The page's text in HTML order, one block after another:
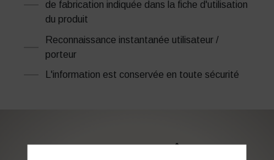
de fabrication indiquée dans la fiche d'utilisation
du produit
Reconnaissance instantanée utilisateur /
porteur
L'information est conservée en toute sécurité
PERSONNALISATION DE VOS VÊTEMENTS DE